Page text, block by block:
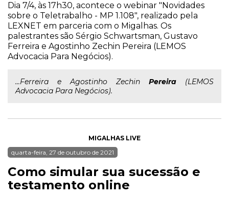
Dia 7/4, às 17h30, acontece o webinar "Novidades
sobre o Teletrabalho - MP 1.108", realizado pela
LEXNET em parceria com o Migalhas. Os
palestrantes são Sérgio Schwartsman, Gustavo
Ferreira e Agostinho Zechin Pereira (LEMOS
Advocacia Para Negócios).
...Ferreira e Agostinho Zechin Pereira (LEMOS
Advocacia Para Negócios).
MIGALHAS LIVE
quarta-feira, 27 de outubro de 2021
Como simular sua sucessão e
testamento online